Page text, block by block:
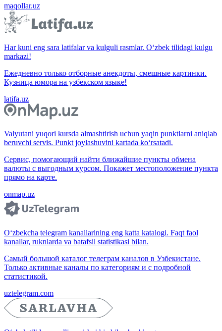
maqollar.uz
Har kuni eng sara latifalar va kulguli rasmlar. O‘zbek tilidagi kulgu
markazi!
Ежедневно только отборные анекдоты, смешные картинки.
Кузница юмора на узбекском языке!
latifa.uz
Valyutani yuqori kursda almashtirish uchun yaqin punktlarni aniqlab
beruvchi servis. Punkt joylashuvini kartada ko‘rsatadi.
Сервис, помогающий найти ближайшие пункты обмена
валюты с выгодным курсом. Покажет местоположение пункта
прямо на карте.
onmap.uz
O‘zbekcha telegram kanallarining eng katta katalogi. Faqt faol
kanallar, ruknlarda va batafsil statistikasi bilan.
Самый большой каталог телеграм каналов в Узбекистане.
Только активные каналы по категориям и с подробной
статистикой.
uztelegram.com